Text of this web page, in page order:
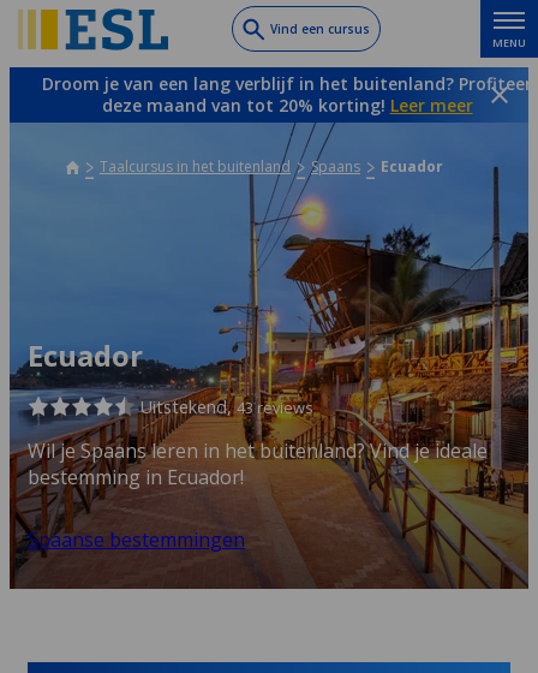
to
main
Vind een cursus
MENU
Droom je van een lang verblijf in het buitenland? Profiteer
deze maand van tot 20% korting! Leer meer
Taalcursus in het buitenland Spaans Ecuador
Ecuador
Uitstekend,43 reviews
Wil je Spaans leren in het buitenland? Vind je ideale
bestemming in Ecuador!
Spaanse bestemmingen